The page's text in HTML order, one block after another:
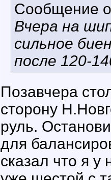
Сообщение
Вчера на
сильное
после 120-
Позавчера
сторону
руль.
для
сказал что я у